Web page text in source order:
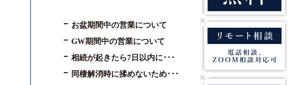
お盆期間中の営業について
GW期間中の営業について
相続が起きたら7日以内に･･･
同棲解消時に揉めないため･･･